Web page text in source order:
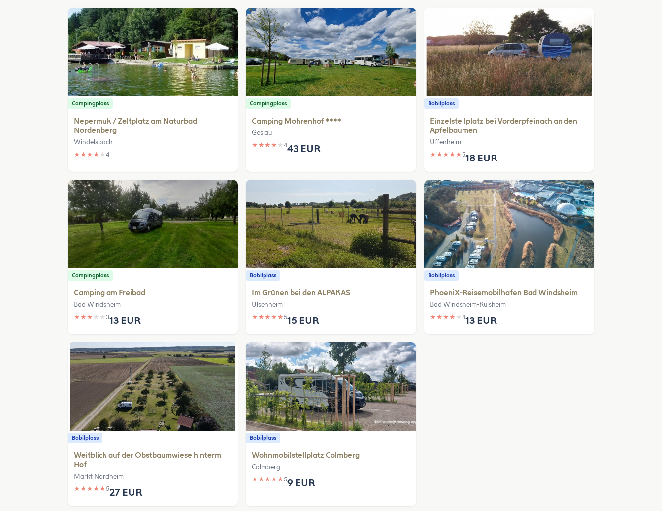
Campingplass
Nepermuk / Zeltplatz am Naturbad
Nordenberg
Windelsbach
★ ★ ★ ★ ★ 4
Campingplass
Camping Mohrenhof ****
Geslau
★ ★ ★ ★ ★443 EUR
Bobilplass
Einzelstellplatz bei Vorderpfeinach an den
Apfelbäumen
Uffenheim
★ ★ ★ ★ ★518 EUR
Campingplass
Camping am Freibad
Bad Windsheim
★ ★ ★ ★ ★ 313 EUR
Bobilplass
Im Grünen bei den ALPAKAS
Ulsenheim
★ ★ ★ ★ ★515 EUR
Bobilplass
PhoeniX-Reisemobilhafen Bad Windsheim
Bad Windsheim-Külsheim
★ ★ ★ ★ ★ 413 EUR
Bobilplass
Weitblick auf der Obstbaumwiese hinterm
Hof
Markt Nordheim
★ ★ ★ ★ ★527 EUR
Bobilplass
Wohnmobilstellplatz Colmberg
Colmberg
★ ★ ★ ★ ★59 EUR